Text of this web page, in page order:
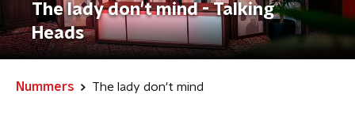
The lady don't mind - Talking
Heads
Nummers The lady don't mind